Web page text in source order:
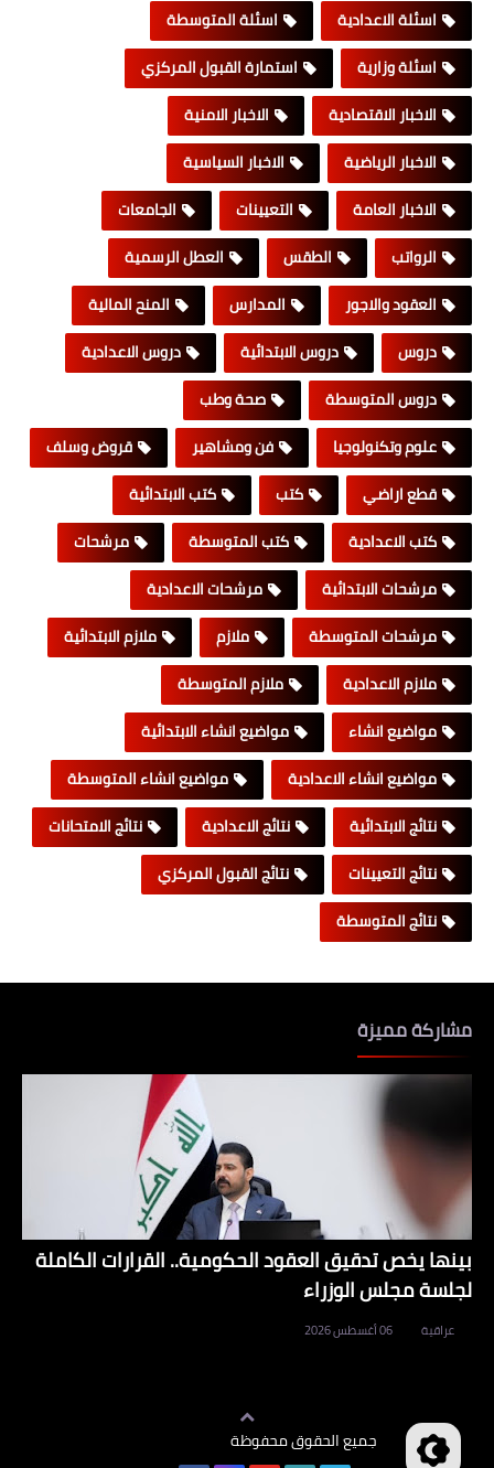
اسئلة الاعدادية
اسئلة المتوسطة
اسئلة وزارية
استمارة القبول المركزي
الاخبار الاقتصادية
الاخبار الامنية
الاخبار الرياضية
الاخبار السياسية
الاخبار العامة
التعيينات
الجامعات
الرواتب
الطقس
العطل الرسمية
العقود والاجور
المدارس
المنح المالية
دروس
دروس الابتدائية
دروس الاعدادية
دروس المتوسطة
صحة وطب
علوم وتكنولوجيا
فن ومشاهير
قروض وسلف
قطع اراضي
كتب
كتب الابتدائية
كتب الاعدادية
كتب المتوسطة
مرشحات
مرشحات الابتدائية
مرشحات الاعدادية
مرشحات المتوسطة
ملازم
ملازم الابتدائية
ملازم الاعدادية
ملازم المتوسطة
مواضيع انشاء
مواضيع انشاء الابتدائية
مواضيع انشاء الاعدادية
مواضيع انشاء المتوسطة
نتائج الابتدائية
نتائج الاعدادية
نتائج الامتحانات
نتائج التعيينات
نتائج القبول المركزي
نتائج المتوسطة
مشاركة مميزة
بينها يخص تدقيق العقود الحكومية.. القرارات الكاملة
لجلسة مجلس الوزراء
عراقية 06 أغسطس 2026
جميع الحقوق محفوظة